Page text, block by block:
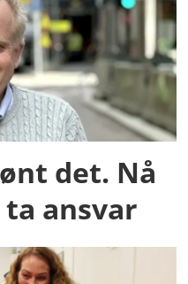
det. Nå
ansvar